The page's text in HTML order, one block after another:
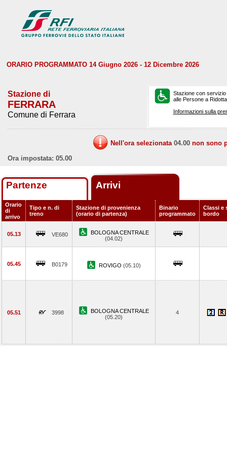
ORARIO PROGRAMMATO 14 Giugno 2026 - 12 Dicembre 2026
Stazione di
FERRARA
Comune di Ferrara
Stazione con
alle Persone a
Informazioni sulla
Nell'ora selezionata 04.00 non sono
Ora impostata: 05.00
Partenze Arrivi
Orario
di
arrivo
Tipo e n. di
treno
Stazione di provenienza
(orario di partenza)
Binario
programmato
Classi e
bordo
05.13 VE680
BOLOGNA CENTRALE
(04.02)
05.45 B0179 ROVIGO (05.10)
05.51 3998
BOLOGNA CENTRALE
(05.20)
4